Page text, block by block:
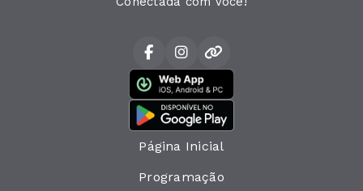
Página Inicial
Programação